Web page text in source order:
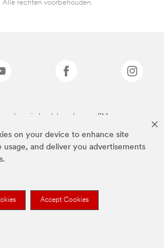
on your device to enhance site
usage, and deliver you advertisements
Accept Cookies
rechten voorbehouden.
zijn handelsmerken van 3M.we